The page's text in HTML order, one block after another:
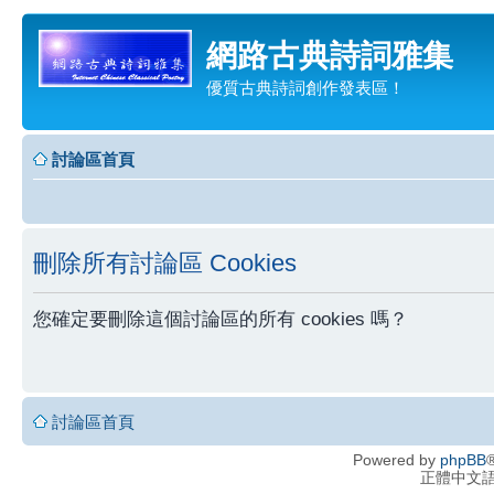
網路古典詩詞雅集
優質古典詩詞創作發表區！
討論區首頁
刪除所有討論區 Cookies
您確定要刪除這個討論區的所有 cookies 嗎？
討論區首頁
Powered by phpBB
正體中文